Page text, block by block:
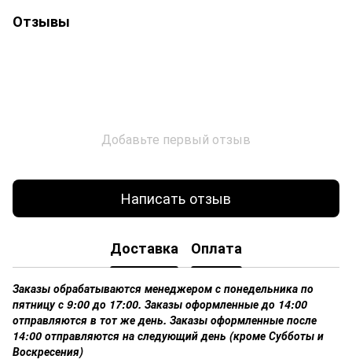
Отзывы
Добавьте первый отзыв
Написать отзыв
Доставка Оплата
Заказы обрабатываются менеджером с понедельника по
пятницу с 9:00 до 17:00. Заказы оформленные до 14:00
отправляются в тот же день. Заказы оформленные после
14:00 отправляются на следующий день (кроме Субботы и
Воскресения)